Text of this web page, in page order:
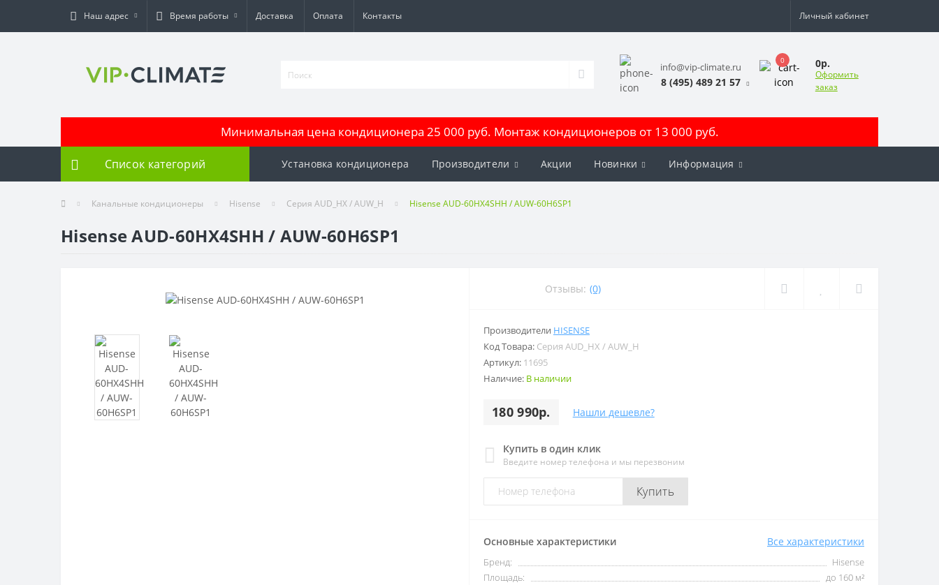
Наш адрес Время работы Доставка Оплата Контакты Личный кабинет
info@vip-climate.ru
8 (495) 489 21 57
0 0р.
Оформить
заказ
Минимальная цена кондиционера 25 000 руб. Монтаж кондиционеров от 13 000 руб.
Список категорий Установка кондиционера Производители Акции Новинки Информация
Канальные кондиционеры Hisense Серия AUD_HX / AUW_H Hisense AUD-60HX4SHH / AUW-60H6SP1
Hisense AUD-60HX4SHH / AUW-60H6SP1
Отзывы: (0)
Производители HISENSE
Код Товара: Серия AUD_HX / AUW_H
Артикул: 11695
Наличие: В наличии
180 990р. Нашли дешевле?
Купить в один клик
Введите номер телефона и мы перезвоним
Купить
Основные характеристики Все характеристики
Бренд:
Hisense
Площадь:
до 160 м²